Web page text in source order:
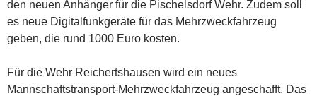
den neuen Anhänger für die Pischelsdorf Wehr. Zudem soll
es neue Digitalfunkgeräte für das Mehrzweckfahrzeug
geben, die rund 1000 Euro kosten.
Für die Wehr Reichertshausen wird ein neues
Mannschaftstransport-Mehrzweckfahrzeug angeschafft. Das